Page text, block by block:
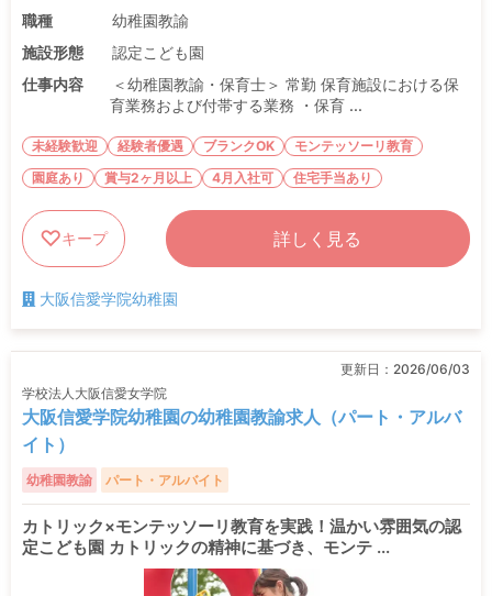
職種
幼稚園教諭
施設形態
認定こども園
仕事内容
＜幼稚園教諭・保育士＞ 常勤 保育施設における保
育業務および付帯する業務 ・保育 ...
未経験歓迎 経験者優遇 ブランクOK
モンテッソーリ教育
園庭あり
賞与2ヶ月以上 4月入社可 住宅手当あり
キープ 詳しく見る
大阪信愛学院幼稚園
更新日： 2026/06/03
学校法人大阪信愛女学院
大阪信愛学院幼稚園の幼稚園教諭求人（パート・アルバ
イト）
幼稚園教諭 パート・アルバイト
カトリック×モンテッソーリ教育を実践！温かい雰囲気の認
定こども園 カトリックの精神に基づき、モンテ ...